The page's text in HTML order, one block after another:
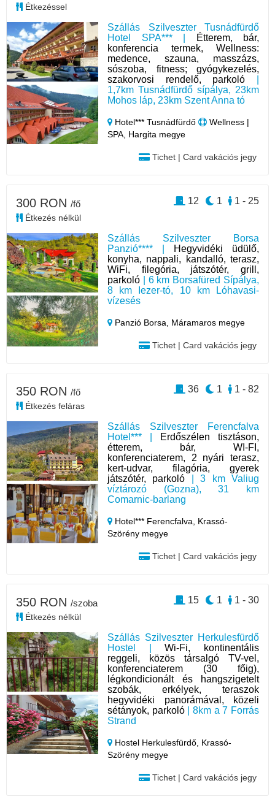
Szállás Szilveszter Tusnádfürdő
Hotel SPA*** |
Étterem, bár,
konferencia termek, Wellness:
medence, szauna, masszázs,
sószoba, fitness; gyógykezelés,
szakorvosi rendelő, parkoló
1,7km Tusnádfürdő sípálya, 23km
Mohos láp, 23km Szent Anna tó
Hotel*** Tusnádfürdő
Wellness |
SPA, Hargita megye
Tichet | Card vakációs jegy
Étkezéssel
Szállás Szilveszter Borsa
Panzió**** |
Hegyvidéki üdülő,
konyha, nappali, kandalló, terasz,
WiFi, filegória, játszótér, grill,
parkoló | 6 km Borsafüred Sípálya,
8 km Iezer-tó, 10 km Lóhavasi-
vízesés
Panzió Borsa, Máramaros megye
Tichet | Card vakációs jegy
300 RON /fő
Étkezés nélkül
1 - 25
1
12
Szállás Szilveszter Ferencfalva
Hotel*** |
Erdőszélen tisztáson,
étterem, bár, WI-FI,
konferenciaterem, 2 nyári terasz,
kert-udvar, filagória, gyerek
játszótér, parkoló | 3 km Valiug
víztározó (Gozna), 31 km
Comarnic-barlang
Hotel*** Ferencfalva, Krassó-
Szörény megye
Tichet | Card vakációs jegy
350 RON /fő
Étkezés feláras
1 - 82
1
36
Szállás Szilveszter Herkulesfürdő
Hostel |Wi-Fi, kontinentális
reggeli, közös társalgó TV-vel,
konferenciaterem (30 főig),
légkondicionált és hangszigetelt
szobák, erkélyek, teraszok
hegyvidéki panorámával, közeli
sétányok, parkoló| 8km a 7 Forrás
Strand
Hostel Herkulesfürdő, Krassó-
Szörény megye
Tichet | Card vakációs jegy
350 RON /szoba
Étkezés nélkül
1 - 30
1
15